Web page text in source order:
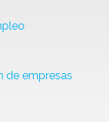
de empresas